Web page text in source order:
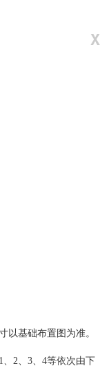
X
以基础布置图为准。
2、3、4等依次由下